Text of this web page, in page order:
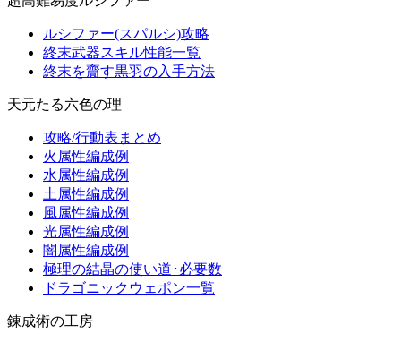
ルシファー(スパルシ)攻略
終末武器スキル性能一覧
終末を齎す黒羽の入手方法
天元たる六色の理
攻略/行動表まとめ
火属性編成例
水属性編成例
土属性編成例
風属性編成例
光属性編成例
闇属性編成例
極理の結晶の使い道･必要数
ドラゴニックウェポン一覧
錬成術の工房